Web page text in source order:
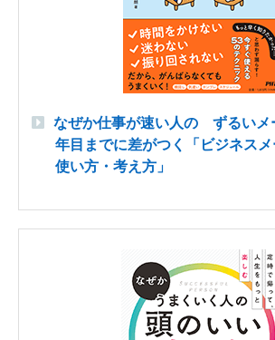
なぜか仕事が速い人の ずるい
年目までに差がつく「ビジネス
使い方・考え方」